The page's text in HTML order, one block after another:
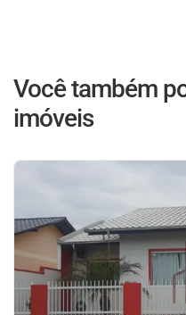
Você também
imóveis